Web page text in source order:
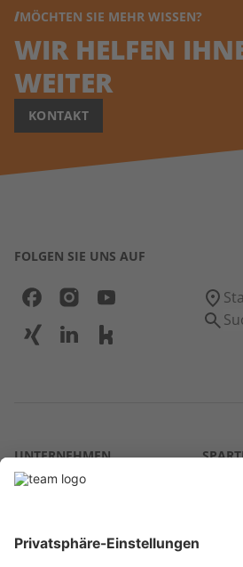
MÖCHTEN SIE MEHR WISSEN?
WIR HELFEN
WEITER
KONTAKT
FOLGEN SIE UNS AUF
UNTERNEHMEN
Über uns
Karriere